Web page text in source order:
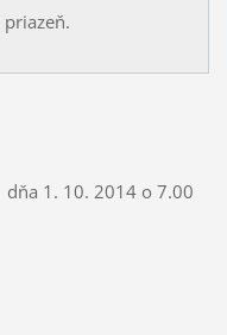
1. 10. 2014 o 7.00